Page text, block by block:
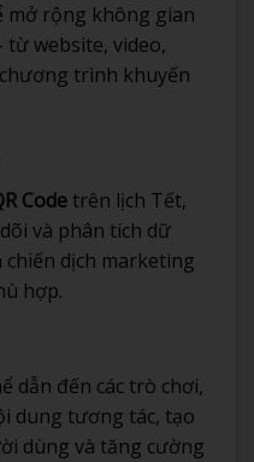
mở rộng không gian
website, video,
trình khuyến
Code trên lịch Tết,
và phân tích dữ
chiến dịch marketing
hợp.
dẫn đến các trò chơi,
dung tương tác, tạo
dùng và tăng cường